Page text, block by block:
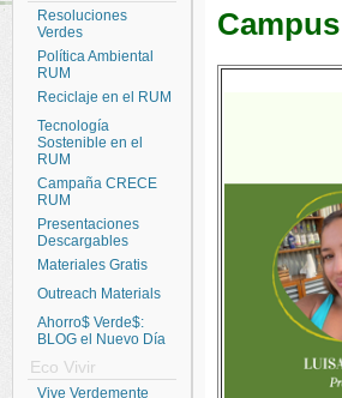
Resoluciones
Verdes
Política Ambiental
RUM
Reciclaje en el RUM
Tecnología
Sostenible en el
RUM
Campaña CRECE
RUM
Presentaciones
Descargables
Materiales Gratis
Outreach Materials
Ahorro$ Verde$:
BLOG el Nuevo Día
Eco Vivir
Vive Verdemente